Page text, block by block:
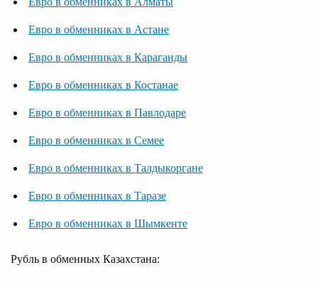
Евро в обменниках в Астане
Евро в обменниках в Караганды
Евро в обменниках в Костанае
Евро в обменниках в Павлодаре
Евро в обменниках в Семее
Евро в обменниках в Талдыкоргане
Евро в обменниках в Таразе
Евро в обменниках в Шымкенте
Рубль в обменных Казахстана: